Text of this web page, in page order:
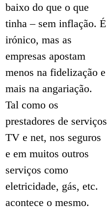
baixo do que o que
tinha – sem inflação. É
irónico, mas as
empresas apostam
menos na fidelização e
mais na angariação.
Tal como os
prestadores de serviços
TV e net, nos seguros
e em muitos outros
serviços como
eletricidade, gás, etc.
acontece o mesmo.